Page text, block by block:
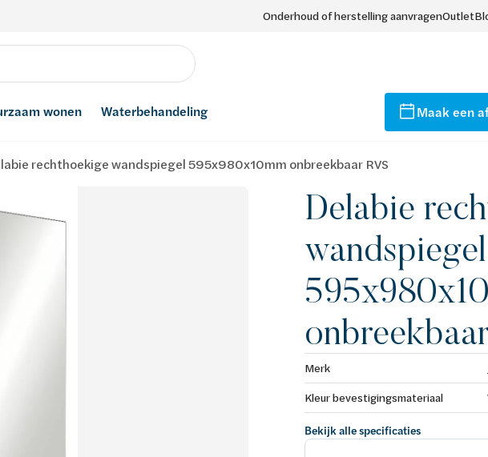
Onderhoud of herstelling aanvragenOutlet
wonen Waterbehandeling Maak een
rechthoekige wandspiegel 595x980x10mm onbreekbaar RVS
Delabie
wandspiegel
Merk
Kleur bevestigingsmateriaal
Bekijk alle specificaties